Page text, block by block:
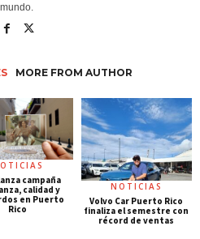
mundo.
MORE FROM AUTHOR
campaña
calidad y
en Puerto
Rico
NOTICIAS
Volvo Car Puerto Rico
finaliza el semestre con
récord de ventas